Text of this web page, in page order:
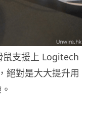
支援上 Logitech
絕對是大大提升用